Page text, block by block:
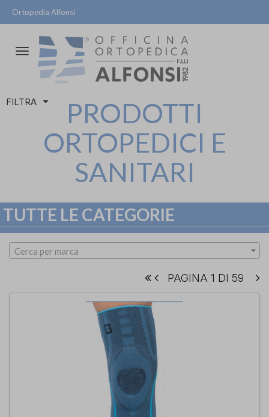
Ortopedia Alfonsi
Attiva/disattiva
navigazione
FILTRA
PRODOTTI
ORTOPEDICI E
SANITARI
TUTTE LE CATEGORIE
Cerca per marca
PAGINA 1 DI 59